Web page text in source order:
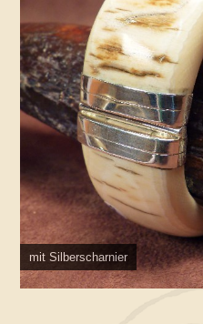
mit Silberscharnier